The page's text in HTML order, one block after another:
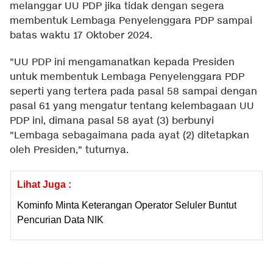
melanggar UU PDP jika tidak dengan segera
membentuk Lembaga Penyelenggara PDP sampai
batas waktu 17 Oktober 2024.
"UU PDP ini mengamanatkan kepada Presiden
untuk membentuk Lembaga Penyelenggara PDP
seperti yang tertera pada pasal 58 sampai dengan
pasal 61 yang mengatur tentang kelembagaan UU
PDP ini, dimana pasal 58 ayat (3) berbunyi
"Lembaga sebagaimana pada ayat (2) ditetapkan
oleh Presiden," tuturnya.
Lihat Juga :
Kominfo Minta Keterangan Operator Seluler Buntut
Pencurian Data NIK